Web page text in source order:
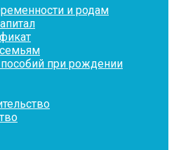
и родам
при рождении